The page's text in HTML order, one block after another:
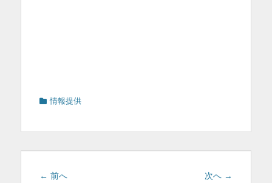
カ 情報提供
投
← 前へ 次へ →